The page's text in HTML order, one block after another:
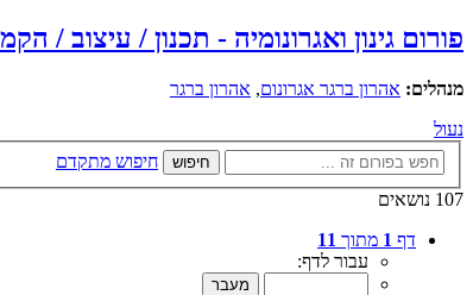
פורום גינון ואגרונומיה - תכנון / עיצוב /
מנהלים: אהרון ברגר אגרונום, אהרון ברגר
נעול
חיפוש
חיפוש מתקדם
107 נושאים
דף 1 מתוך 11
עבור לדף: